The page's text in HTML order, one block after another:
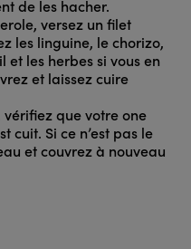
de les hacher.
versez un filet
les linguine, le chorizo,
et les herbes si vous en
et laissez cuire
vérifiez que votre one
cuit. Si ce n’est pas le
et couvrez à nouveau